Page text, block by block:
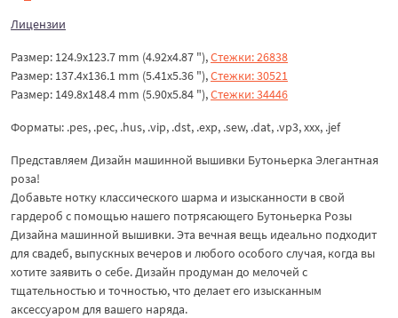
Лицензии
Размер: 124.9x123.7 mm (4.92x4.87 "),Стежки: 26838
Размер: 137.4x136.1 mm (5.41x5.36 "),Стежки: 30521
Размер: 149.8x148.4 mm (5.90x5.84 "),Стежки: 34446
Форматы: .pes, .pec, .hus, .vip, .dst, .exp, .sew, .dat, .vp3, xxx, .jef
Представляем Дизайн машинной вышивки Бутоньерка Элегантная
роза!
Добавьте нотку классического шарма и изысканности в свой
гардероб с помощью нашего потрясающего Бутоньерка Розы
Дизайна машинной вышивки. Эта вечная вещь идеально подходит
для свадеб, выпускных вечеров и любого особого случая, когда вы
хотите заявить о себе. Дизайн продуман до мелочей с
тщательностью и точностью, что делает его изысканным
аксессуаром для вашего наряда.